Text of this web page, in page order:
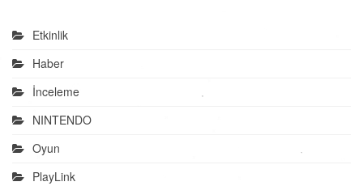
Etkinlik
Haber
İnceleme
NINTENDO
Oyun
PlayLink